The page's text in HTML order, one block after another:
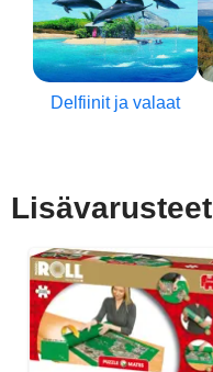
Delfiinit ja valaat
Lisävarusteet